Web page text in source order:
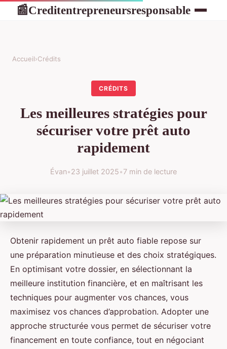
📰Creditentrepreneursresponsable
Accueil›Crédits
CRÉDITS
Les meilleures stratégies pour
sécuriser votre prêt auto
rapidement
Évan•23 juillet 2025•7 min de lecture
Obtenir rapidement un prêt auto fiable repose sur
une préparation minutieuse et des choix stratégiques.
En optimisant votre dossier, en sélectionnant la
meilleure institution financière, et en maîtrisant les
techniques pour augmenter vos chances, vous
maximisez vos chances d’approbation. Adopter une
approche structurée vous permet de sécuriser votre
financement en toute confiance, tout en négociant